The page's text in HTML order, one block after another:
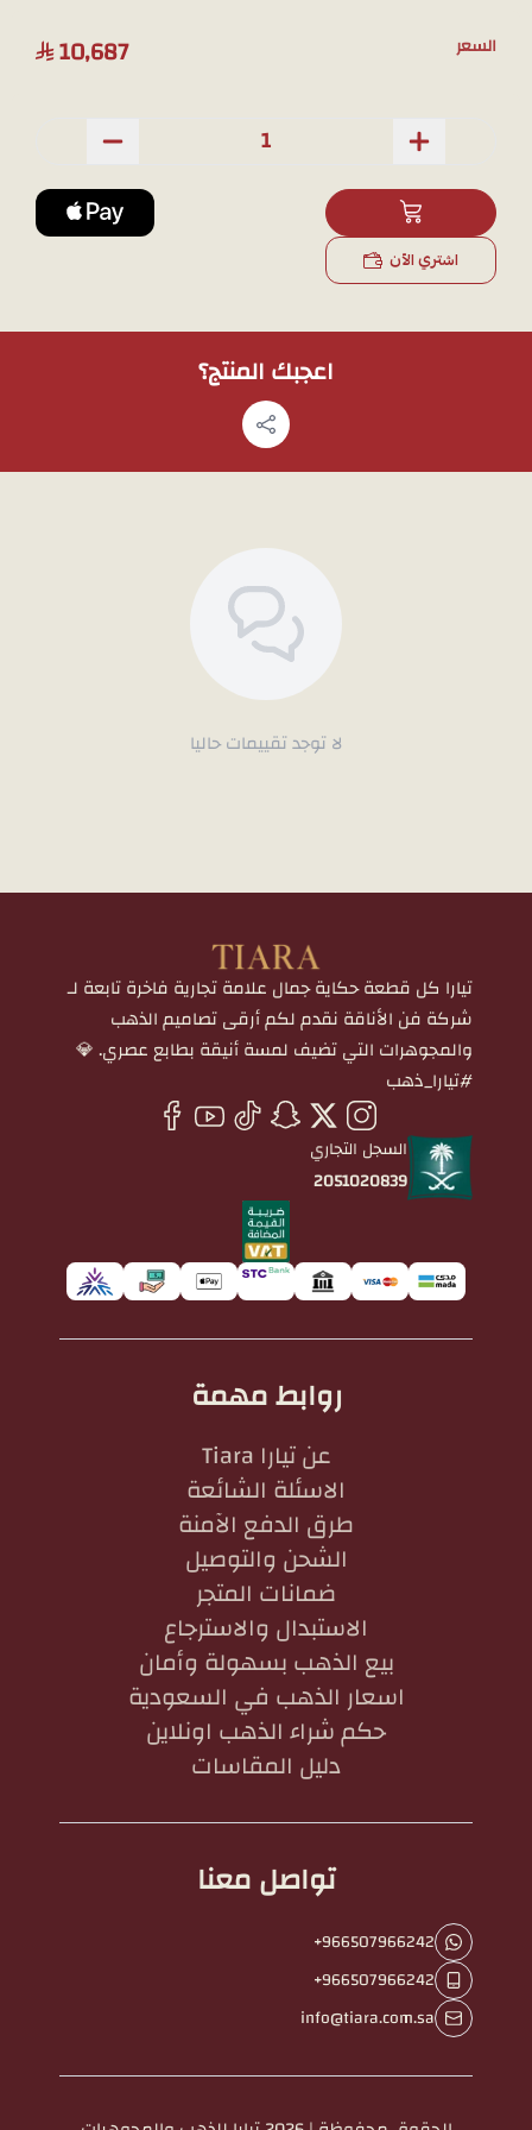
ملاحظة:يمكن طلب المنتج عبر
، وسنرسل لك صوراً إضافية
حصرية ملتقطة بالجوال لتشاهدي تفاصيل العقد بوضوح قبل الشراء.
السعر 10,687
اشتري الآن
اعجبك المنتج؟
لا توجد تقييمات حاليا
تيارا كل قطعة حكاية جمال علامة تجارية فاخرة تابعة لـ
شركة فن الأناقة نقدم لكم أرقى تصاميم الذهب
والمجوهرات التي تضيف لمسة أنيقة بطابع عصري. 💎
#تيارا_ذهب
السجل التجاري
2051020839
روابط مهمة
عن تيارا Tiara
الاسئلة الشائعة
طرق الدفع الآمنة
الشحن والتوصيل
ضمانات المتجر
الاستبدال والاسترجاع
بيع الذهب بسهولة وأمان
اسعار الذهب في السعودية
حكم شراء الذهب اونلاين
دليل المقاسات
تواصل معنا
+966507966242
+966507966242
info@tiara.com.sa